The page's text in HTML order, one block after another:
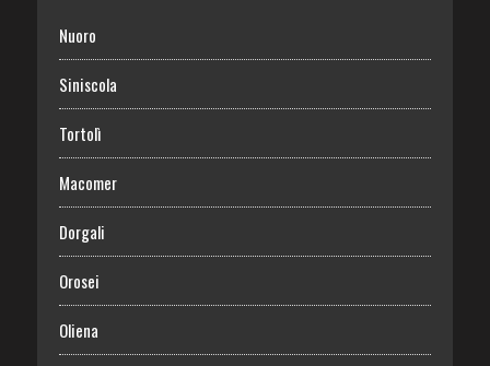
Nuoro
Siniscola
Tortolì
Macomer
Dorgali
Orosei
Oliena